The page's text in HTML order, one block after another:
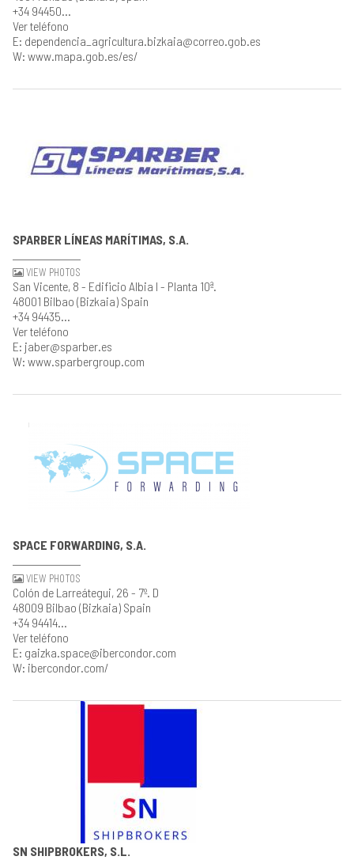
+34 94450...
Ver teléfono
E: dependencia_agricultura.bizkaia@correo.gob.es
W: www.mapa.gob.es/es/
SPARBER LÍNEAS MARÍTIMAS, S.A.
VIEW PHOTOS
San Vicente, 8 - Edificio Albia I - Planta 10ª.
48001 Bilbao (Bizkaia) Spain
+34 94435...
Ver teléfono
E: jaber@sparber.es
W: www.sparbergroup.com
SPACE FORWARDING, S.A.
VIEW PHOTOS
Colón de Larreátegui, 26 - 7º. D
48009 Bilbao (Bizkaia) Spain
+34 94414...
Ver teléfono
E: gaizka.space@ibercondor.com
W: ibercondor.com/
SN SHIPBROKERS, S.L.